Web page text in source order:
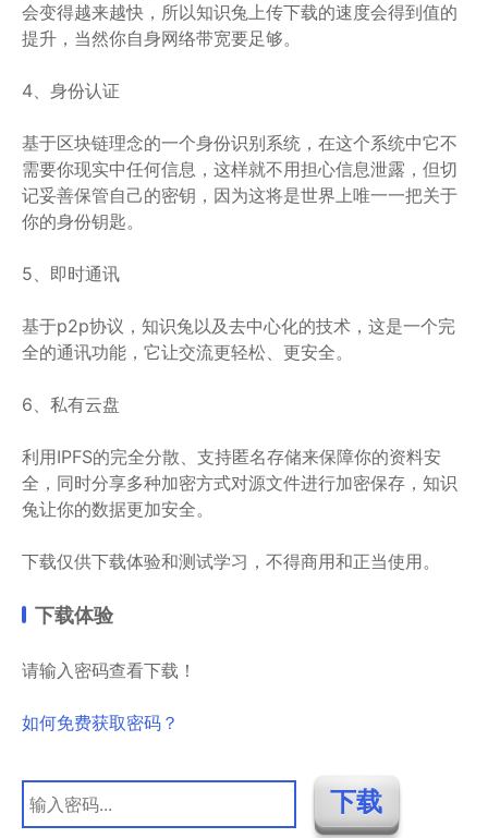
会变得越来越快，所以知识兔上传下载的速度会得到值的
提升，当然你自身网络带宽要足够。
4、身份认证
基于区块链理念的一个身份识别系统，在这个系统中它不
需要你现实中任何信息，这样就不用担心信息泄露，但切
记妥善保管自己的密钥，因为这将是世界上唯一一把关于
你的身份钥匙。
5、即时通讯
基于p2p协议，知识兔以及去中心化的技术，这是一个完
全的通讯功能，它让交流更轻松、更安全。
6、私有云盘
利用IPFS的完全分散、支持匿名存储来保障你的资料安
全，同时分享多种加密方式对源文件进行加密保存，知识
兔让你的数据更加安全。
下载仅供下载体验和测试学习，不得商用和正当使用。
下载体验
请输入密码查看下载！
如何免费获取密码？